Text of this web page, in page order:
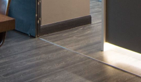
GALERÍA
ESTILOS DE PUERTA
ESPECIFICACIONES TÉCNICAS
EQUIPAMIENTO